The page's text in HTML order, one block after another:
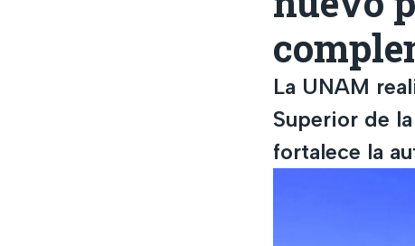
La UNAM
Superior de
fortalece la